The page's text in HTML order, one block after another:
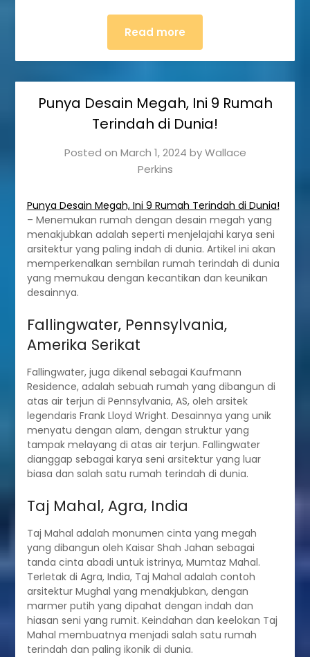
Read more
Punya Desain Megah, Ini 9 Rumah
Terindah di Dunia!
Posted on March 1, 2024 byWallace
Perkins
Punya Desain Megah, Ini 9 Rumah Terindah di Dunia!
– Menemukan rumah dengan desain megah yang
menakjubkan adalah seperti menjelajahi karya seni
arsitektur yang paling indah di dunia. Artikel ini akan
memperkenalkan sembilan rumah terindah di dunia
yang memukau dengan kecantikan dan keunikan
desainnya.
Fallingwater, Pennsylvania,
Amerika Serikat
Fallingwater, juga dikenal sebagai Kaufmann
Residence, adalah sebuah rumah yang dibangun di
atas air terjun di Pennsylvania, AS, oleh arsitek
legendaris Frank Lloyd Wright. Desainnya yang unik
menyatu dengan alam, dengan struktur yang
tampak melayang di atas air terjun. Fallingwater
dianggap sebagai karya seni arsitektur yang luar
biasa dan salah satu rumah terindah di dunia.
Taj Mahal, Agra, India
Taj Mahal adalah monumen cinta yang megah
yang dibangun oleh Kaisar Shah Jahan sebagai
tanda cinta abadi untuk istrinya, Mumtaz Mahal.
Terletak di Agra, India, Taj Mahal adalah contoh
arsitektur Mughal yang menakjubkan, dengan
marmer putih yang dipahat dengan indah dan
hiasan seni yang rumit. Keindahan dan keelokan Taj
Mahal membuatnya menjadi salah satu rumah
terindah dan paling ikonik di dunia.